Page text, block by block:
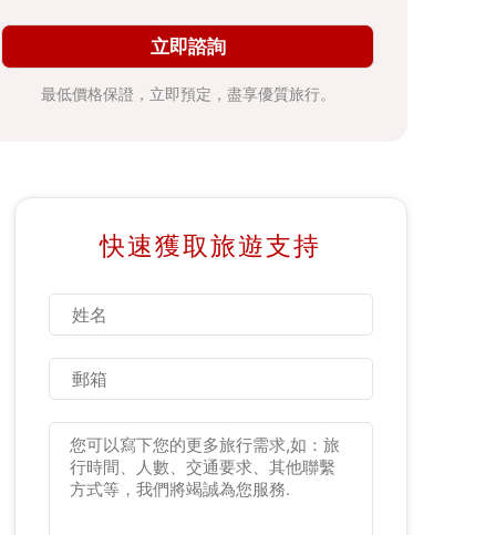
立即諮詢
最低價格保證，立即預定，盡享優質旅行。
快速獲取旅遊支持